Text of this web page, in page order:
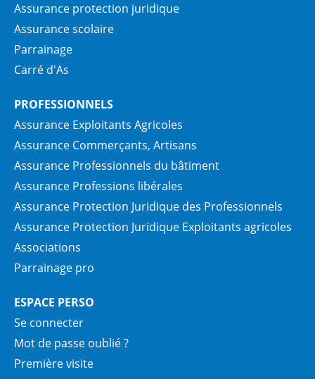
Assurance protection juridique
Assurance scolaire
Parrainage
Carré d'As
PROFESSIONNELS
Assurance Exploitants Agricoles
Assurance Commerçants, Artisans
Assurance Professionnels du bâtiment
Assurance Professions libérales
Assurance Protection Juridique des Professionnels
Assurance Protection Juridique Exploitants agricoles
Associations
Parrainage pro
ESPACE PERSO
Se connecter
Mot de passe oublié ?
Première visite